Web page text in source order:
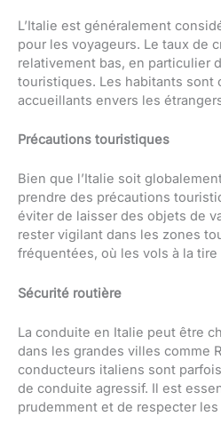
L’Italie est généralement
pour les voyageurs. Le taux de
relativement bas, en particulier
touristiques. Les habitants sont
accueillants envers les
Précautions touristiques
Bien que l’Italie soit
prendre des précautions
éviter de laisser des objets de
rester vigilant dans les zones
fréquentées, où les vols à la
Sécurité routière
La conduite en Italie peut être
dans les grandes villes comme
conducteurs italiens sont
de conduite agressif. Il est
prudemment et de respecter